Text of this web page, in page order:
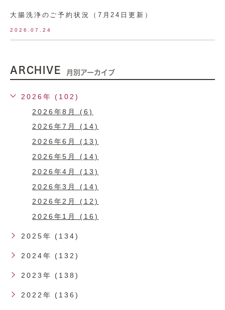
大腸洗浄のご予約状況（7月24日更新）
2026.07.24
ARCHIVE 月別アーカイブ
2026年 (102)
2026年8月 (6)
2026年7月 (14)
2026年6月 (13)
2026年5月 (14)
2026年4月 (13)
2026年3月 (14)
2026年2月 (12)
2026年1月 (16)
2025年 (134)
2024年 (132)
2023年 (138)
2022年 (136)